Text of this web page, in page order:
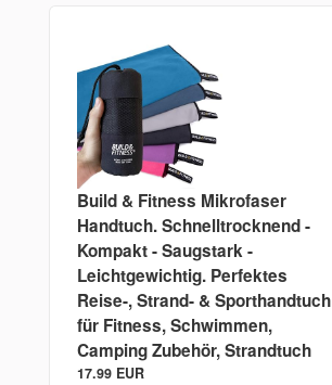
Build & Fitness Mikrofaser
Handtuch. Schnelltrocknend -
Kompakt - Saugstark -
Leichtgewichtig. Perfektes
Reise-, Strand- & Sporthandtuch
für Fitness, Schwimmen,
Camping Zubehör, Strandtuch
17.99 EUR